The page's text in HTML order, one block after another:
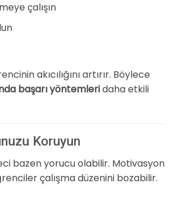
çalışın
akıcılığını artırır. Böylece
başarı yöntemleridaha etkili
Koruyun
bazen yorucu olabilir. Motivasyon
çalışma düzenini bozabilir.